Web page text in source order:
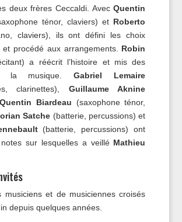
deux frères Ceccaldi. AvecQuentin
ténor, claviers) et Roberto
claviers), ils ont défini les choix
et procédé aux arrangements. Robin
a réécrit l’histoire et mis des
la musique.Gabriel Lemaire
clarinettes), Guillaume Aknine
Quentin Biardeau (saxophone ténor,
orian Satche (batterie, percussions) et
(batterie, percussions) ont
sur lesquelles a veillé Mathieu
musiciens et de musiciennes croisés
depuis quelques années.